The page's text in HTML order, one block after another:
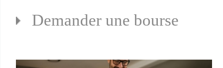
Demander une bourse